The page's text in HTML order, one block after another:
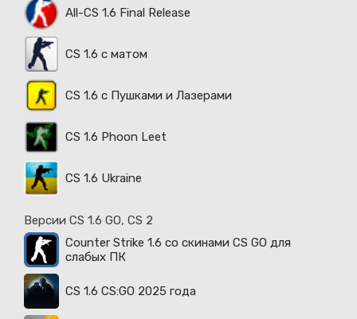
All-CS 1.6 Final Release
CS 1.6 с матом
CS 1.6 с Пушками и Лазерами
CS 1.6 Phoon Leet
CS 1.6 Ukraine
Версии CS 1.6 GO, CS 2
Counter Strike 1.6 со скинами CS GO для
слабых ПК
CS 1.6 CS:GO 2025 года